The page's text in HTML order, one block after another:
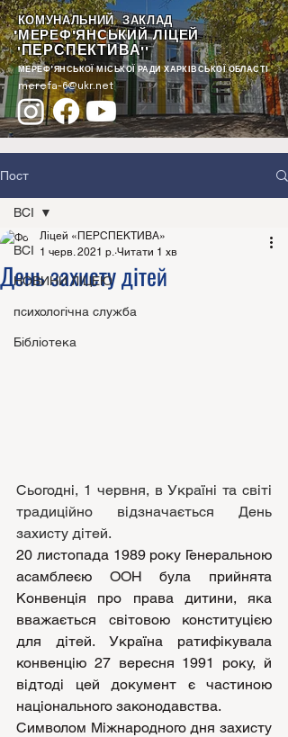
КОМУНАЛЬНИЙ ЗАКЛАД
"МЕРЕФ'ЯНСЬКИЙ ЛІЦЕЙ
"ПЕРСПЕКТИВА""
МЕРЕФ'ЯНСЬКОЇ МІСЬКОЇ РАДИ ХАРКІВСЬКОЇ ОБЛАСТІ
merefa-6@ukr.net
Пост
ВСІ
НОВИНИ ЛІЦЕЮ
психологічна служба
Бібліотека
ВСІ
День захисту дітей
Ліцей «ПЕРСПЕКТИВА»
1 черв. 2021 р. Читати 1 хв
Сьогодні, 1 червня, в Україні та світі
традиційно відзначається День
захисту дітей.
20 листопада 1989 року Генеральною
асамблеєю ООН була прийнята
Конвенція про права дитини, яка
вважається світовою конституцією
для дітей. Україна ратифікувала
конвенцію 27 вересня 1991 року, й
відтоді цей документ є частиною
національного законодавства.
Символом Міжнародного дня захисту